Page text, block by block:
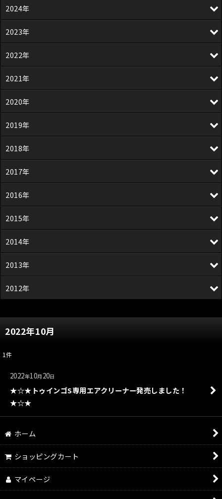
2022年10月
1件
2022年10月 20日
★☆★トゥインゴS専用エアクリーナー発売しました！
★☆★
2024年
2023年
2022年
2021年
2020年
2019年
2018年
2017年
2016年
2015年
2014年
2013年
2012年
ホーム
ショッピングカート
マイページ